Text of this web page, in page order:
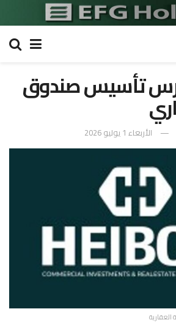
تأسيس صندوق
الأربعاء 1 يوليو 2026
العقارية